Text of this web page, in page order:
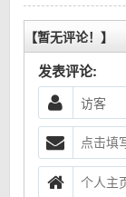
【暂无评论！】
发表评论: